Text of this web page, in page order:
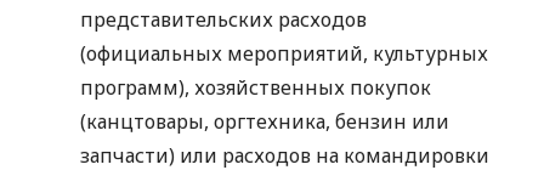
представительских расходов
(официальных мероприятий, культурных
программ), хозяйственных покупок
(канцтовары, оргтехника, бензин или
запчасти) или расходов на командировки